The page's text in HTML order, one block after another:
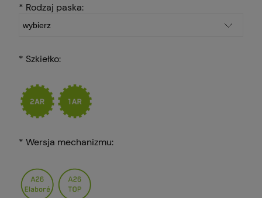
* Rodzaj paska:
* Szkiełko:
* Wersja mechanizmu: